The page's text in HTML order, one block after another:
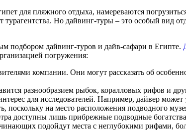
для пляжного отдыха, намереваются
турагентства. Но дайвинг-туры – это особый вид
подбором дайвинг-туров и дайв-сафари в Египте.
погружения:
компании. Они могут рассказать об
разнообразием рыбок, коралловых рифов и
для исследователей. Например, дайвер
поскольку на место расположения подводного
доступны лишь прибрежные подводные
подойдут места с неглубокими рифами,